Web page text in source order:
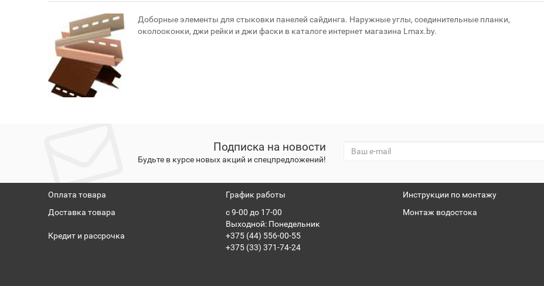
Доборные элементы для стыковки панелей сайдинга. Наружные углы, соединительные планки,
околооконки, джи рейки и джи фаски в каталоге интернет магазина Lmax.by.
Подписка на новости
Будьте в курсе новых акций и спецпредложений!
Оплата товара
Доставка товара
Кредит и рассрочка
График работы
с 9-00 до 17-00
Выходной: Понедельник
+375 (44) 556-00-55
+375 (33) 371-74-24
Инструкции по монтажу
Монтаж водостока